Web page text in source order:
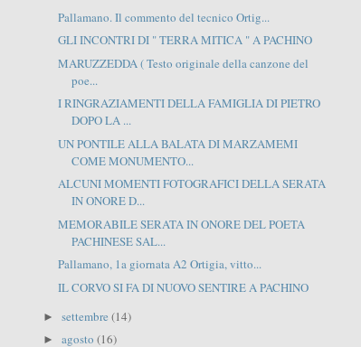
Pallamano. Il commento del tecnico Ortig...
GLI INCONTRI DI " TERRA MITICA " A PACHINO
MARUZZEDDA ( Testo originale della canzone del
poe...
I RINGRAZIAMENTI DELLA FAMIGLIA DI PIETRO
DOPO LA ...
UN PONTILE ALLA BALATA DI MARZAMEMI
COME MONUMENTO...
ALCUNI MOMENTI FOTOGRAFICI DELLA SERATA
IN ONORE D...
MEMORABILE SERATA IN ONORE DEL POETA
PACHINESE SAL...
Pallamano, 1a giornata A2 Ortigia, vitto...
IL CORVO SI FA DI NUOVO SENTIRE A PACHINO
►settembre(14)
►agosto(16)